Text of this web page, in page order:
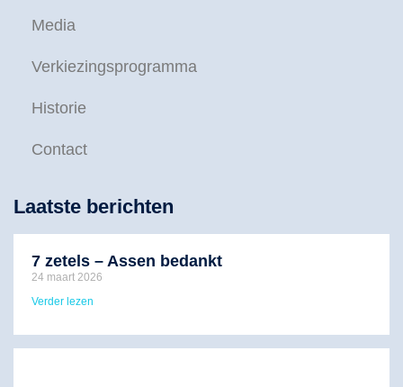
Media
Verkiezingsprogramma
Historie
Contact
Laatste berichten
7 zetels – Assen bedankt
24 maart 2026
Verder lezen